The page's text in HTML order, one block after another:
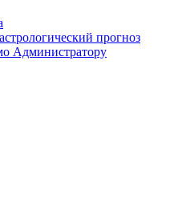
прогноз
Администратору